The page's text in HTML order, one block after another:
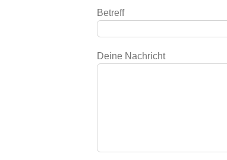
Betreff
Deine Nachricht